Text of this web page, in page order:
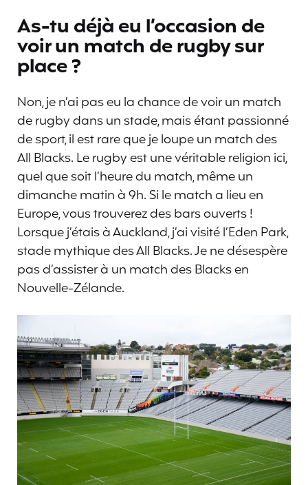
As-tu déjà eu l’occasion de
voir un match de rugby sur
place ?
Non, je n’ai pas eu la chance de voir un match
de rugby dans un stade, mais étant passionné
de sport, il est rare que je loupe un match des
All Blacks. Le rugby est une véritable religion ici,
quel que soit l’heure du match, même un
dimanche matin à 9h. Si le match a lieu en
Europe, vous trouverez des bars ouverts !
Lorsque j’étais à Auckland, j’ai visité l’Eden Park,
stade mythique des All Blacks. Je ne désespère
pas d’assister à un match des Blacks en
Nouvelle-Zélande.